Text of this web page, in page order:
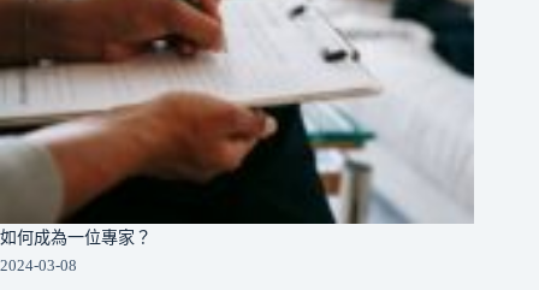
如何成為一位專家？
2024-03-08